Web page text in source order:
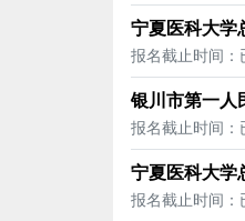
宁夏医科大学
报名截止时间：
银川市第一人
报名截止时间：
宁夏医科大学
报名截止时间：